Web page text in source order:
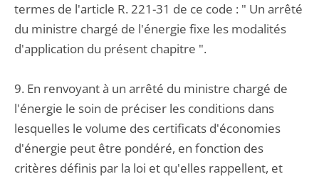
termes de l'article R. 221-31 de ce code : " Un arrêté
du ministre chargé de l'énergie fixe les modalités
d'application du présent chapitre ".
9. En renvoyant à un arrêté du ministre chargé de
l'énergie le soin de préciser les conditions dans
lesquelles le volume des certificats d'économies
d'énergie peut être pondéré, en fonction des
critères définis par la loi et qu'elles rappellent, et